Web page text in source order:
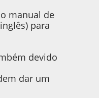
manual de
para
devido
dar um